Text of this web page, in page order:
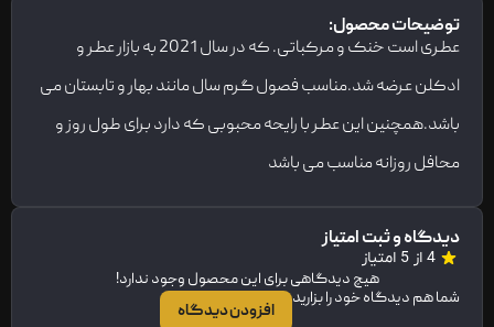
توضیحات محصول:
عطری است خنک و مرکباتی. که در سال 2021 به بازار عطر و
ادکلن عرضه شد.مناسب فصول گرم سال مانند بهار و تابستان می
باشد.همچنین این عطر با رایحه محبوبی که دارد برای طول روز و
محافل روزانه مناسب می باشد
دیدگاه و ثبت امتیاز
4 از 5 امتیاز
هیچ دیدگاهی برای این محصول وجود ندارد!
شما هم دیدگاه خود را بزارید
افزودن دیدگاه